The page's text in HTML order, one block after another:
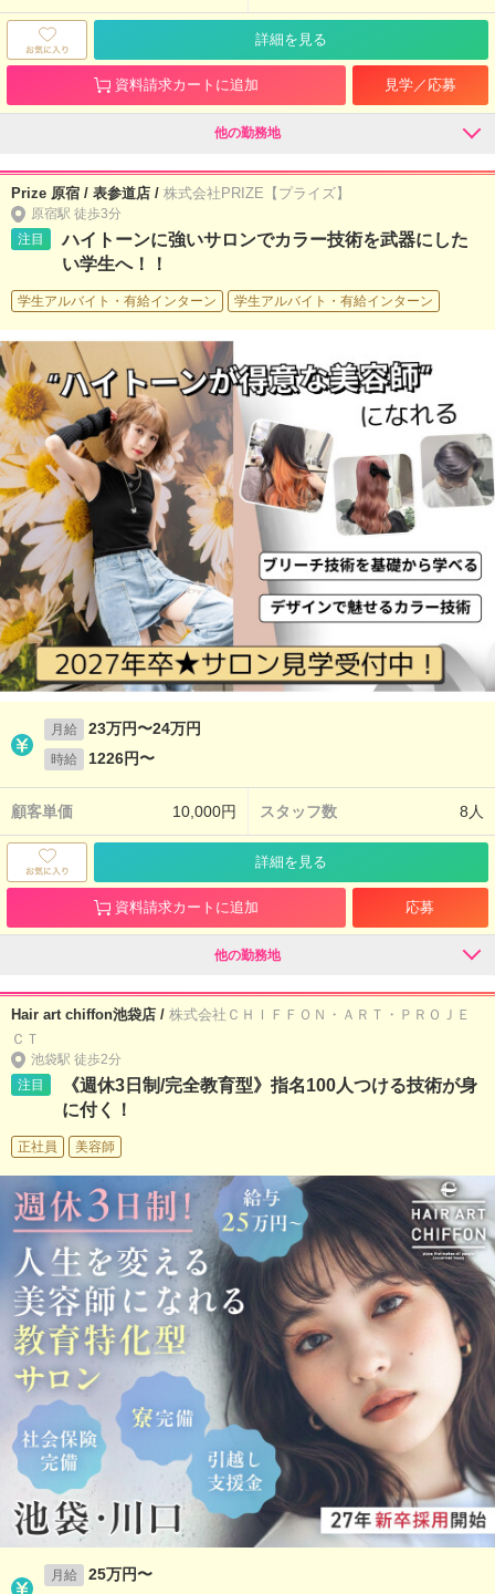
詳細を見る
資料請求カートに追加 見学／応募
他の勤務地
Prize 原宿 / 表参道店 / 株式会社PRIZE【プライズ】
原宿駅 徒歩3分
注目
ハイトーンに強いサロンでカラー技術を武器にした
い学生へ！！
学生アルバイト・有給インターン 学生アルバイト・有給インターン
月給 23万円〜24万円
時給 1226円〜
顧客単価 10,000円 スタッフ数 8人
詳細を見る
資料請求カートに追加 応募
他の勤務地
Hair art chiffon池袋店 / 株式会社ＣＨＩＦＦＯＮ・ＡＲＴ・ＰＲＯＪＥ
ＣＴ
池袋駅 徒歩2分
注目
《週休3日制/完全教育型》指名100人つける技術が身
に付く！
正社員 美容師
月給 25万円〜